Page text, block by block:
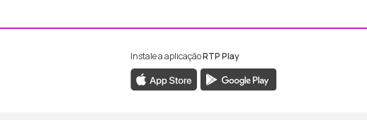
Facebook da RTP Madeira
ao Instagram da RTP Madeira
Instale a aplicaçãoRTP Play